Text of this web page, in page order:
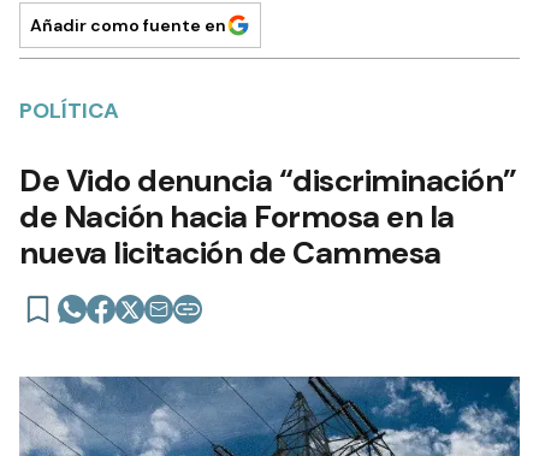
Añadir como fuente en
POLÍTICA
De Vido denuncia “discriminación”
de Nación hacia Formosa en la
nueva licitación de Cammesa